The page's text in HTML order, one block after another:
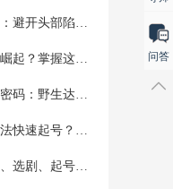
短剧账号冷启动实战指南：避开头部陷阱，专注低粉爆
如何在短剧推广赛道快速崛起？掌握这两点才是关键！
短剧团队日爆30条的运营密码：野生达人如何用&q
新人如何用野路子短剧玩法快速起号？低粉爆款才是正
短剧行业生存法则：对标、选剧、起号三大核心攻略
问答